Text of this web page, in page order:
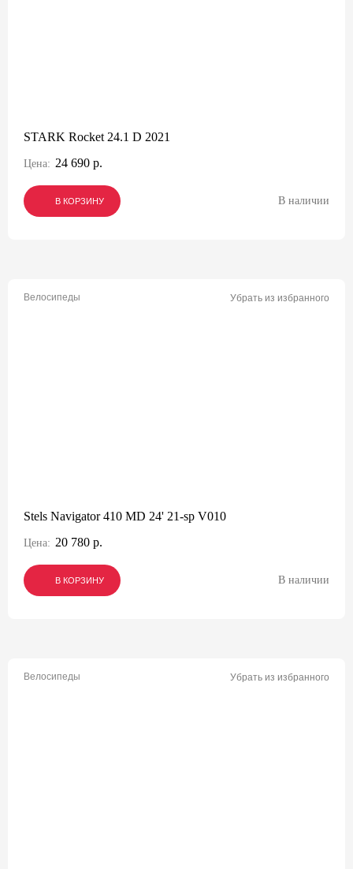
STARK Rocket 24.1 D 2021
Цена: 24 690 р.
В КОРЗИНУ
В КОРЗИНУ
В КОРЗИНУ В наличии
Велосипеды Убрать из избранного
Stels Navigator 410 MD 24' 21-sp V010
Цена: 20 780 р.
В КОРЗИНУ
В КОРЗИНУ
В КОРЗИНУ В наличии
Велосипеды Убрать из избранного